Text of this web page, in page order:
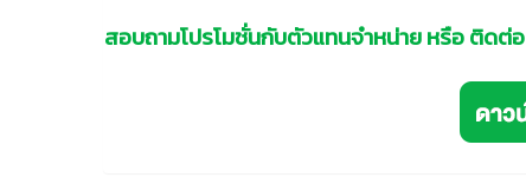
สอบถามโปรโมชั่นกับตัวแทนจำหน่าย หรือ ติดต่อ